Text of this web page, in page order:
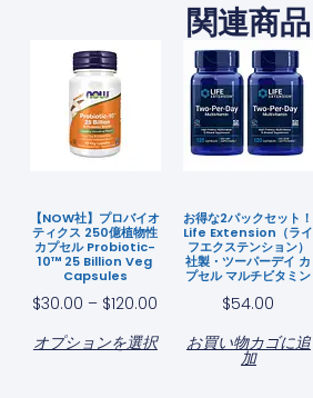
関連商品
【NOW社】プロバイオ
ティクス 250億植物性
カプセル Probiotic-
10™ 25 Billion Veg
Capsules
$30.00 – $120.00
オプションを選択
お得な2パックセット！
Life Extension（ライ
フエクステンション）
社製・ツーパーデイ カ
プセル マルチビタミン
$54.00
お買い物カゴに追
加